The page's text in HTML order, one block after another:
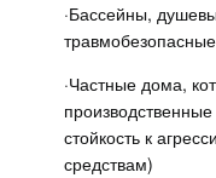
·Бассейны,
·Частные дома,
стойкость к
средствам)